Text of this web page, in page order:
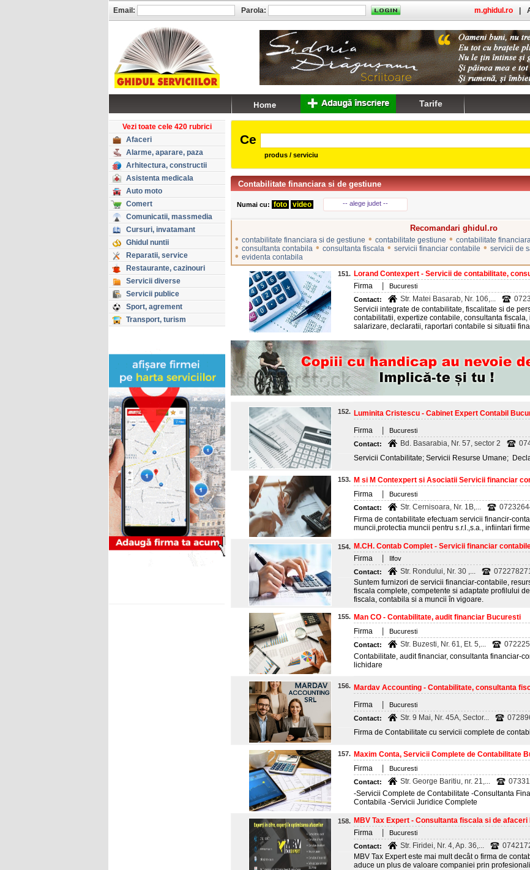
Vezi toate cele 420 rubrici
Afaceri
Alarme, aparare, paza
Arhitectura, constructii
Asistenta medicala
Auto moto
Comert
Comunicatii, massmedia
Cursuri, invatamant
Ghidul nuntii
Reparatii, service
Restaurante, cazinouri
Servicii diverse
Servicii publice
Sport, agrement
Transport, turism
Ce
produs / serviciu
Contabilitate financiara si de gestiune
Numai cu: foto video -- alege judet --
Recomandari ghidul.ro
• contabilitate financiara si de gestiune • contabilitate gestiune • contabilitate
• consultanta contabila • consultanta fiscala • servicii financiar contabile • servicii de
• evidenta contabila
151. Lorand Contexpert - Servicii de contabilitate,
Firma
Bucuresti
Contact:
Str. Matei Basarab, Nr. 106,...
Servicii integrate de contabilitate, fiscalitate si de
contabilitatii, expertize contabile, consultanta
salarizare, declaratii, raportari contabile si situatii
152. Luminita Cristescu - Cabinet Expert Contabil
Firma
Bucuresti
Contact:
Bd. Basarabia, Nr. 57, sector 2
Servicii Contabilitate; Servicii Resurse Umane;
153. M si M Contexpert si Asociatii Servicii financiar
Firma
Bucuresti
Contact:
Str. Cernisoara, Nr. 1B,...
Firma de contabilitate efectuam servicii financir-
muncii,protectia muncii pentru s.r.l.,s.a., infiintari
154. M.CH. Contab Complet - Servicii financiar
Firma
Ilfov
Contact:
Str. Rondului, Nr. 30 ,...
Suntem furnizori de servicii financiar-contabile,
fiscala complete, competente si adaptate profilului
fiscala, contabila si a muncii în vigoare.
155. Man CO - Contabilitate, audit financiar Bucuresti
Firma
Bucuresti
Contact:
Str. Buzesti, Nr. 61, Et. 5,...
Contabilitate, audit financiar, consultanta financiar-
lichidare
156. Mardav Accounting - Contabilitate, consultanta
Firma
Bucuresti
Contact:
Str. 9 Mai, Nr. 45A, Sector...
Firma de Contabilitate cu servicii complete de
157. Maxim Conta, Servicii Complete de Contabilitate
Firma
Bucuresti
Contact:
Str. George Baritiu, nr. 21,...
-Servicii Complete de Contabilitate -Consultanta
Contabila -Servicii Juridice Complete
158. MBV Tax Expert - Consultanta fiscala si de
Firma
Bucuresti
Contact:
Str. Firidei, Nr. 4, Ap. 36,...
MBV Tax Expert este mai mult decât o firma de
aduce un plus de valoare companiei prin
Email: Parola: m.ghidul.ro
Tarife